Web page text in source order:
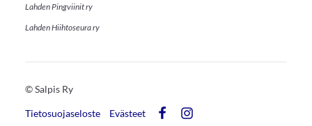
Lahden Pingviinit ry
Lahden Hiihtoseura ry
©Salpis Ry
Tietosuojaseloste
Evästeet